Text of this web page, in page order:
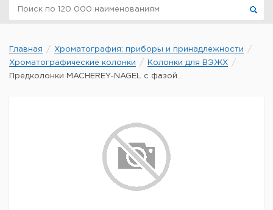
Главная
Хроматография: приборы и принадлежности
Хроматографические колонки
Колонки для ВЭЖХ
Предколонки MACHEREY-NAGEL с фазой...